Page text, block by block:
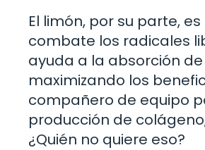
El limón, por su parte,
combate los radicales
ayuda a la absorción
maximizando los
compañero de equipo
producción de
¿Quién no quiere eso?